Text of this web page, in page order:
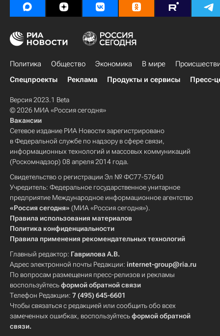
Политика Общество Экономика В мире
Спецпроекты
Реклама Продукты и сервисы Пресс-
Версия 2023.1 Beta
© 2026 МИА «Россия сегодня»
Вакансии
Сетевое издание РИА Новости зарегистрировано
в Федеральной службе по надзору в сфере связи,
информационных технологий и массовых коммуникаций
(Роскомнадзор) 08 апреля 2014 года.
Свидетельство о регистрации Эл № ФС77-57640
Учредитель: Федеральное государственное унитарное
предприятие Международное информационное агентство
«Россия сегодня» (МИА «Россия сегодня»).
Правила использования материалов
Политика конфиденциальности
Правила применения рекомендательных технологий
Главный редактор: Гаврилова А.В.
Адрес электронной почты Редакции: internet-group@ria.ru
По вопросам размещения пресс-релизов и рекламы
воспользуйтесьформой обратной связи
Телефон Редакции: 7 (495) 645-6601
Чтобы связаться с редакцией или сообщить обо всех
замеченных ошибках, воспользуйтесьформой обратной
связи.